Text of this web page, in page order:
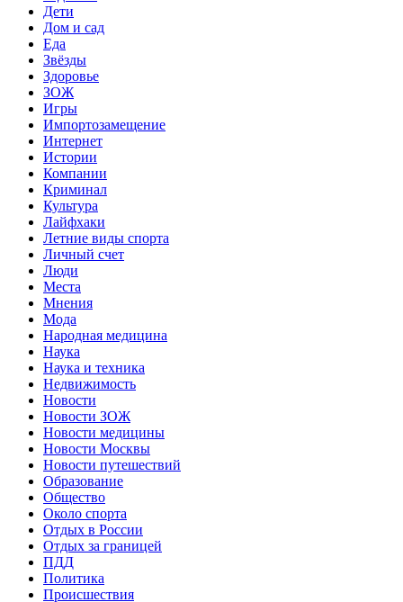
Дети
Дом и сад
Еда
Звёзды
Здоровье
ЗОЖ
Игры
Импортозамещение
Интернет
Истории
Компании
Криминал
Культура
Лайфхаки
Летние виды спорта
Личный счет
Люди
Места
Мнения
Мода
Народная медицина
Наука
Наука и техника
Недвижимость
Новости
Новости ЗОЖ
Новости медицины
Новости Москвы
Новости путешествий
Образование
Общество
Около спорта
Отдых в России
Отдых за границей
ПДД
Политика
Происшествия